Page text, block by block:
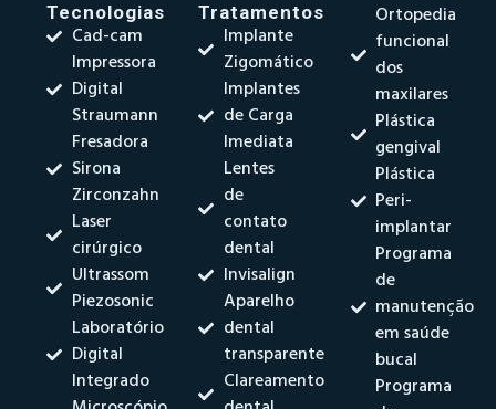
Tecnologias
Cad-cam
Impressora
Digital
Straumann
Fresadora
Sirona
Zirconzahn
Laser
cirúrgico
Ultrassom
Piezosonic
Laboratório
Digital
Integrado
Tratamentos
Implante
Zigomático
Implantes
de Carga
Imediata
Lentes
de
contato
dental
Invisalign
Aparelho
dental
transparente
Clareamento
Ortopedia
funcional
dos
maxilares
Plástica
gengival
Plástica
Peri-
implantar
Programa
de
manutenção
em saúde
bucal
Programa